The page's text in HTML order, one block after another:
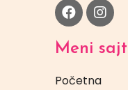
Meni
Početna